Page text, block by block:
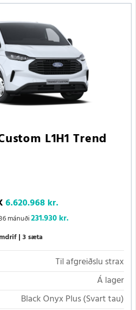
L1H1 Trend
6.620.968 kr.
mánuði231.930 kr.
3 sæta
Til afgreiðslu strax
Á lager
Black Onyx Plus (Svart tau)